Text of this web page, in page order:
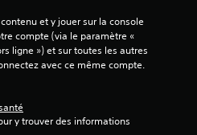
et y jouer sur la console
compte (via le paramètre «
ligne ») et sur toutes les autres
avec ce même compte.